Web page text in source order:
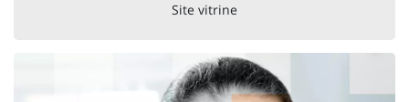
Site vitrine